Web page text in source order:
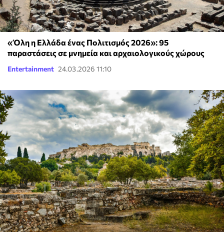
«Όλη η Ελλάδα ένας Πολιτισμός 2026»: 95
παραστάσεις σε μνημεία και αρχαιολογικούς χώρους
Entertainment 24.03.2026 11:10